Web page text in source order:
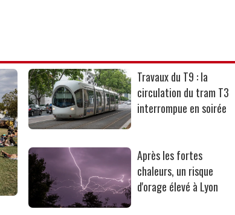
Travaux du T9 : la
circulation du tram T3
interrompue en soirée
Après les fortes
chaleurs, un risque
d'orage élevé à Lyon